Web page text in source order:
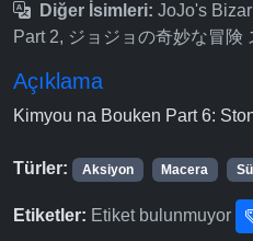
Diğer İsimleri: JoJo's
Part 2, ジョジョの奇妙な冒険
Açıklama
Kimyou na Bouken Part 6:
Türler: Aksiyon Macera
Etiketler: Etiket bulunmuyor